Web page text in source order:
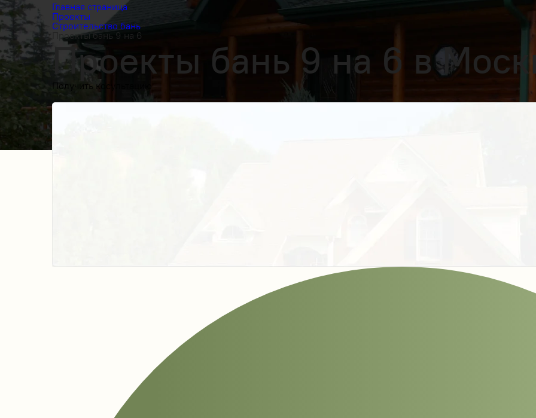
Главная страница
Проекты
Строительство бань
Проекты бань 9 на 6
Проекты бань 9 на 6 в
Получить косультацию